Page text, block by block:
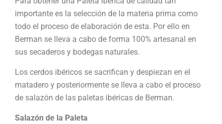
importante es la selección de la materia prima como
todo el proceso de elaboración de esta. Por ello en
Berman se lleva a cabo de forma 100% artesanal en
sus secaderos y bodegas naturales.
Los cerdos ibéricos se sacrifican y despiezan en el
matadero y posteriormente se lleva a cabo el proceso
de salazón de las paletas ibéricas de Berman.
Salazón de la Paleta